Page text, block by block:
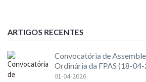
ARTIGOS RECENTES
Convocatória de
Ordinária da FPAS (18-
01-04-2026